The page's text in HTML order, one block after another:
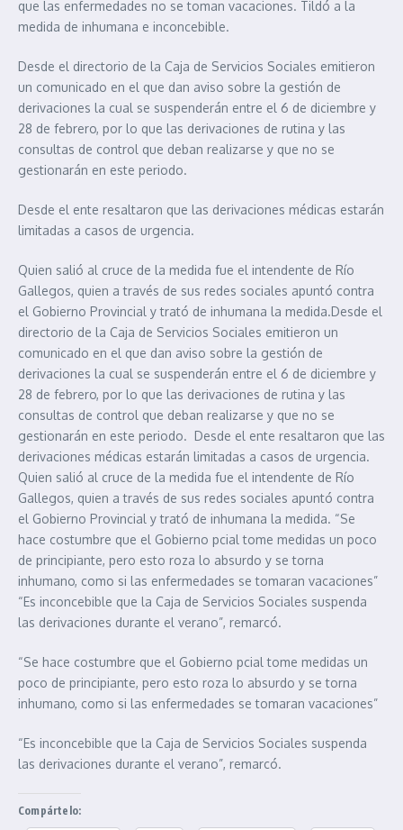
que las enfermedades no se toman vacaciones. Tildó a la
medida de inhumana e inconcebible.
Desde el directorio de la Caja de Servicios Sociales emitieron
un comunicado en el que dan aviso sobre la gestión de
derivaciones la cual se suspenderán entre el 6 de diciembre y
28 de febrero, por lo que las derivaciones de rutina y las
consultas de control que deban realizarse y que no se
gestionarán en este periodo.
Desde el ente resaltaron que las derivaciones médicas estarán
limitadas a casos de urgencia.
Quien salió al cruce de la medida fue el intendente de Río
Gallegos, quien a través de sus redes sociales apuntó contra
el Gobierno Provincial y trató de inhumana la medida.Desde el
directorio de la Caja de Servicios Sociales emitieron un
comunicado en el que dan aviso sobre la gestión de
derivaciones la cual se suspenderán entre el 6 de diciembre y
28 de febrero, por lo que las derivaciones de rutina y las
consultas de control que deban realizarse y que no se
gestionarán en este periodo. Desde el ente resaltaron que las
derivaciones médicas estarán limitadas a casos de urgencia.
Quien salió al cruce de la medida fue el intendente de Río
Gallegos, quien a través de sus redes sociales apuntó contra
el Gobierno Provincial y trató de inhumana la medida. “Se
hace costumbre que el Gobierno pcial tome medidas un poco
de principiante, pero esto roza lo absurdo y se torna
inhumano, como si las enfermedades se tomaran vacaciones”
“Es inconcebible que la Caja de Servicios Sociales suspenda
las derivaciones durante el verano”, remarcó.
“Se hace costumbre que el Gobierno pcial tome medidas un
poco de principiante, pero esto roza lo absurdo y se torna
inhumano, como si las enfermedades se tomaran vacaciones”
“Es inconcebible que la Caja de Servicios Sociales suspenda
las derivaciones durante el verano”, remarcó.
Compártelo: